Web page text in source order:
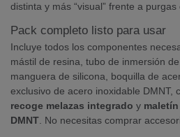
distinta y más “visual” frente a
Pack completo listo para usar
Incluye todos los componentes
mástil de resina, tubo de inmersión
manguera de silicona, boquilla de
exclusivo de acero inoxidable DMNT,
recoge melazas integrado y
DMNT . No necesitas comprar